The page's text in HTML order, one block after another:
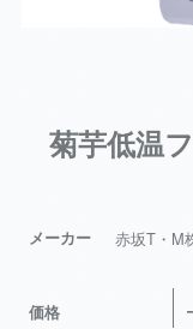
菊芋低温
メーカー 赤坂T・M
価格 -